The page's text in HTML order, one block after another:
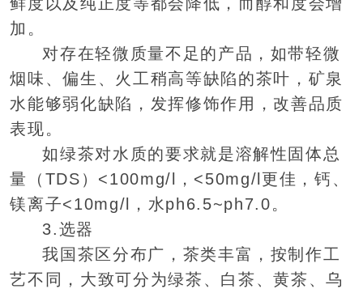
加。
对存在轻微质量不足的产品，如带轻微
烟味、偏生、火工稍高等缺陷的茶叶，矿泉
水能够弱化缺陷，发挥修饰作用，改善品质
表现。
如绿茶对水质的要求就是溶解性固体总
量（TDS）<100mg/l，<50mg/l更佳，钙、
镁离子<10mg/l，水ph6.5~ph7.0。
3.选器
我国茶区分布广，茶类丰富，按制作工
艺不同，大致可分为绿茶、白茶、黄茶、乌